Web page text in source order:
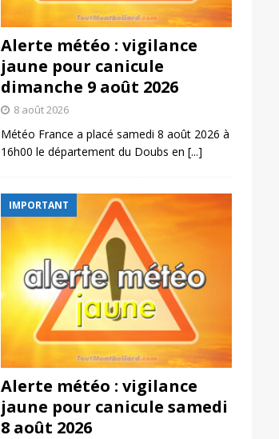
Alerte météo : vigilance
jaune pour canicule
dimanche 9 août 2026
8 août 2026
Météo France a placé samedi 8 août 2026 à
16h00 le département du Doubs en [...]
IMPORTANT
Alerte météo : vigilance
jaune pour canicule samedi
8 août 2026